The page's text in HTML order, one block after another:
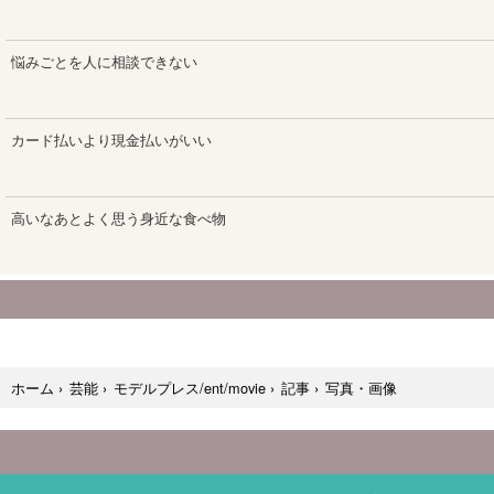
ホーム › 芸能 › モデルプレス/ent/movie › 記事 › 写真・画像